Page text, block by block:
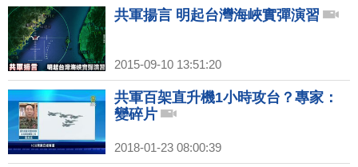
共軍揚言 明起台灣海峽實彈演習
2015-09-10 13:51:20
共軍百架直升機1小時攻台？專家：
變碎片
2018-01-23 08:00:39